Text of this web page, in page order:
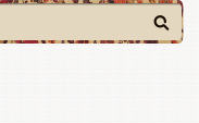
Найти